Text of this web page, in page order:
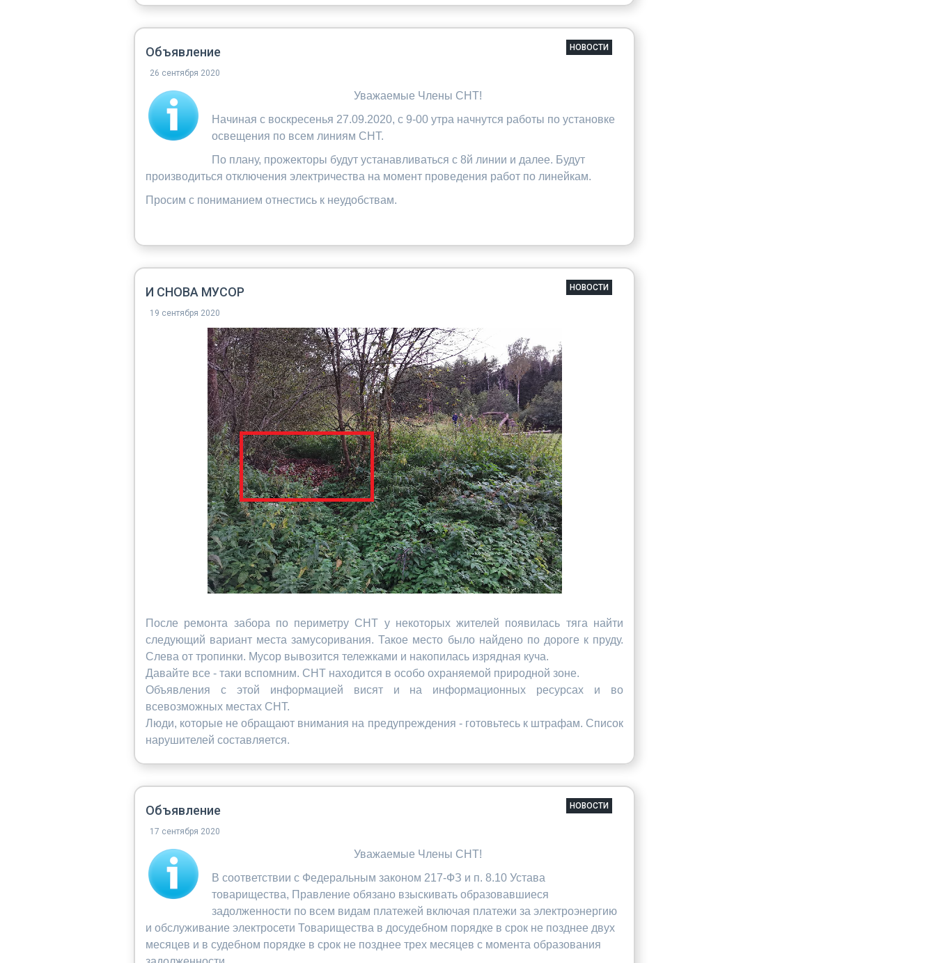
Объявление НОВОСТИ
26 сентября 2020
Уважаемые Члены СНТ!
Начиная с воскресенья 27.09.2020, с 9-00 утра начнутся работы по установке
освещения по всем линиям СНТ.
По плану, прожекторы будут устанавливаться с 8й линии и далее. Будут
производиться отключения электричества на момент проведения работ по линейкам.
Просим с пониманием отнестись к неудобствам.
И СНОВА МУСОР НОВОСТИ
19 сентября 2020
После ремонта забора по периметру СНТ у некоторых жителей появилась тяга найти
следующий вариант места замусоривания. Такое место было найдено по дороге к пруду.
Слева от тропинки. Мусор вывозится тележками и накопилась изрядная куча.
Давайте все - таки вспомним. СНТ находится в особо охраняемой природной зоне.
Объявления с этой информацией висят и на информационных ресурсах и во
всевозможных местах СНТ.
Люди, которые не обращают внимания на предупреждения - готовьтесь к штрафам. Список
нарушителей составляется.
Объявление НОВОСТИ
17 сентября 2020
Уважаемые Члены СНТ!
В соответствии с Федеральным законом 217-ФЗ и п. 8.10 Устава
товарищества, Правление обязано взыскивать образовавшиеся
задолженности по всем видам платежей включая платежи за электроэнергию
и обслуживание электросети Товарищества в досудебном порядке в срок не позднее двух
месяцев и в судебном порядке в срок не позднее трех месяцев с момента образования